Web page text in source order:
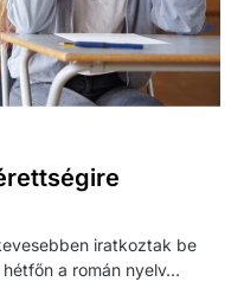
iratkoztak be
a román nyelv…